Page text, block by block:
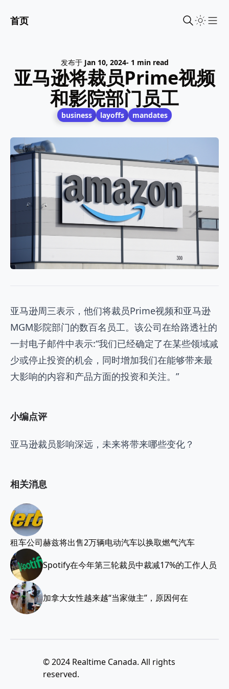
首页
发布于 Jan 10, 2024- 1 min read
亚马逊将裁员Prime视频
和影院部门员工
business layoffs mandates
亚马逊周三表示，他们将裁员Prime视频和亚马逊
MGM影院部门的数百名员工。该公司在给路透社的
一封电子邮件中表示:“我们已经确定了在某些领域减
少或停止投资的机会，同时增加我们在能够带来最
大影响的内容和产品方面的投资和关注。”
小编点评
亚马逊裁员影响深远，未来将带来哪些变化？
相关消息
租车公司赫兹将出售2万辆电动汽车以换取燃气汽车
Spotify在今年第三轮裁员中裁减17%的工作人员
加拿大女性越来越“当家做主”，原因何在
© 2024 Realtime Canada. All rights
reserved.